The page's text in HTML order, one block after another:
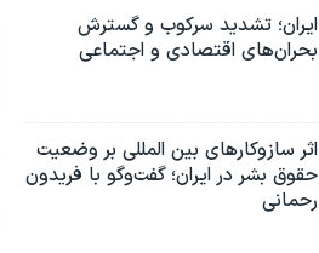
ایران؛ تشدید سرکوب و گسترش
بحران‌های اقتصادی و اجتماعی
اثر ساز‌و‌کارهای بین المللی بر وضعیت
حقوق بشر در ایران؛ گفت‌وگو با فریدون
رحمانی